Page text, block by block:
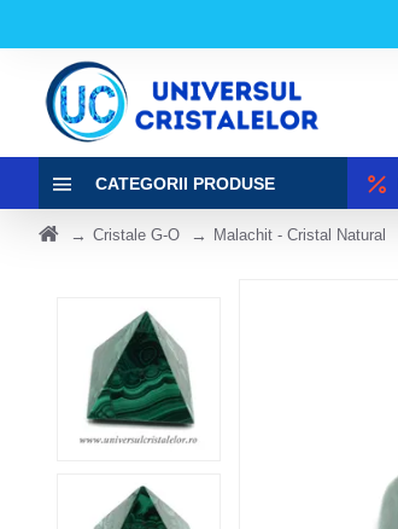
CATEGORII PRODUSE
Cristale G-O Malachit - Cristal Natural